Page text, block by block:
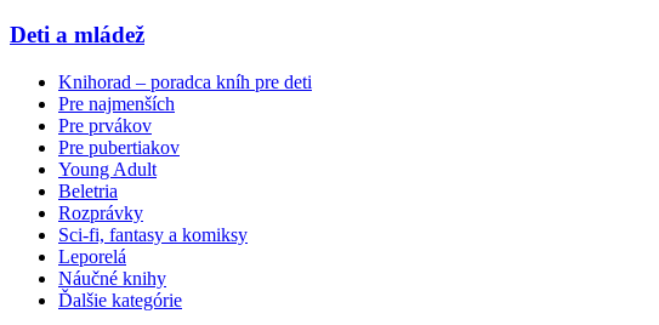
Deti a mládež
Knihorad – poradca kníh pre deti
Pre najmenších
Pre prvákov
Pre pubertiakov
Young Adult
Beletria
Rozprávky
Sci-fi, fantasy a komiksy
Leporelá
Náučné knihy
Ďalšie kategórie